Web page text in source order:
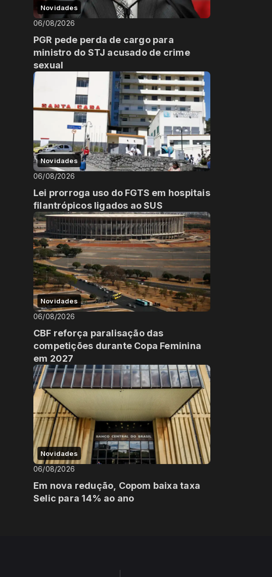
Novidades
06/08/2026
PGR pede perda de cargo para
ministro do STJ acusado de crime
sexual
Novidades
06/08/2026
Lei prorroga uso do FGTS em hospitais
filantrópicos ligados ao SUS
Novidades
06/08/2026
CBF reforça paralisação das
competições durante Copa Feminina
em 2027
Novidades
06/08/2026
Em nova redução, Copom baixa taxa
Selic para 14% ao ano